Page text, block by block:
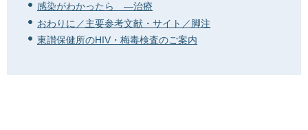
感染がわかったら ―治療
おわりに／主要参考文献・サイト／脚注
東讃保健所のHIV・梅毒検査のご案内